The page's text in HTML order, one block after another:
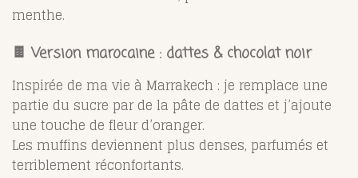
menthe.
🍫 Version marocaine : dattes & chocolat noir
Inspirée de ma vie à Marrakech : je remplace une
partie du sucre par de la pâte de dattes et j’ajoute
une touche de fleur d’oranger.
Les muffins deviennent plus denses, parfumés et
terriblement réconfortants.